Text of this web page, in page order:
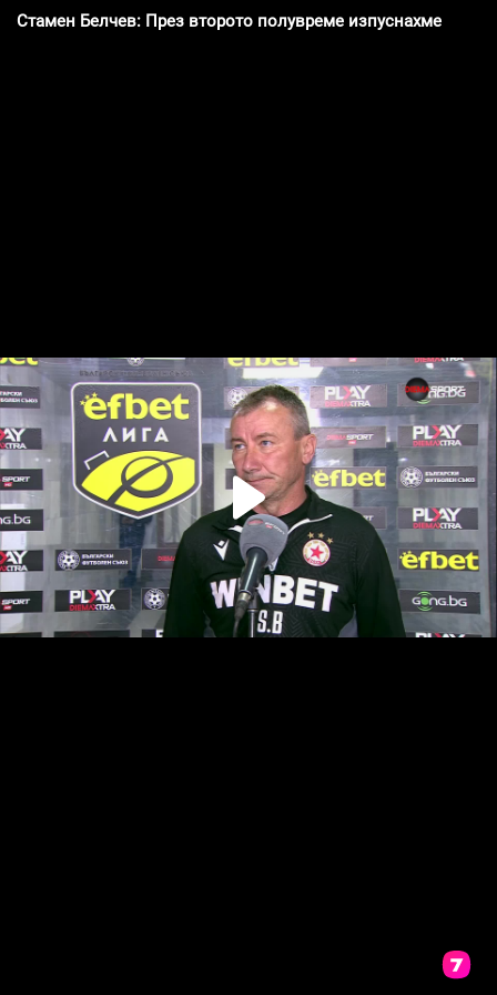
Стамен Белчев: През второто полувреме изпуснахме